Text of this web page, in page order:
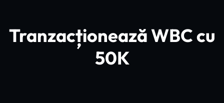
Tranzacționează WBC cu
50K